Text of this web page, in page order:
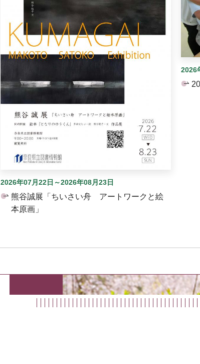
2026年07月22日～2026年08月23日
熊谷誠展「ちいさい舟 アートワークと絵
本原画」
2026